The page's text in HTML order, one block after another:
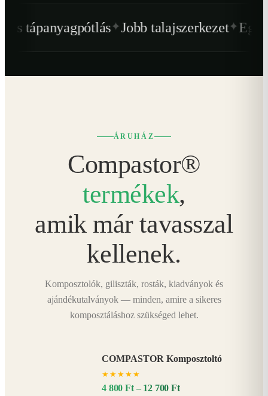
✦Jobb talajszerkezet✦ Egészségesebb
ÁRUHÁZ
Compastor®
termékek,
amik már tavasszal
kellenek.
Komposztolók, giliszták, rosták, kiadványok és
ajándékutalványok — minden, amire a sikeres
komposztáláshoz szükséged lehet.
COMPASTOR Komposztoltó
★ ★ ★ ★ ★
4 800 Ft – 12 700 Ft